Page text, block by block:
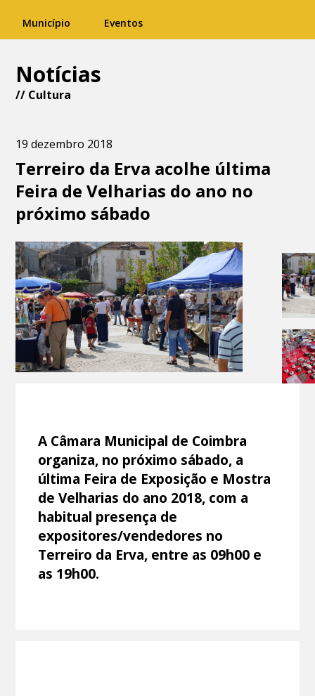
Município Eventos
Notícias
// Cultura
19 dezembro 2018
Terreiro da Erva acolhe última
Feira de Velharias do ano no
próximo sábado
A Câmara Municipal de Coimbra
organiza, no próximo sábado, a
última Feira de Exposição e Mostra
de Velharias do ano 2018, com a
habitual presença de
expositores/vendedores no
Terreiro da Erva, entre as 09h00 e
as 19h00.